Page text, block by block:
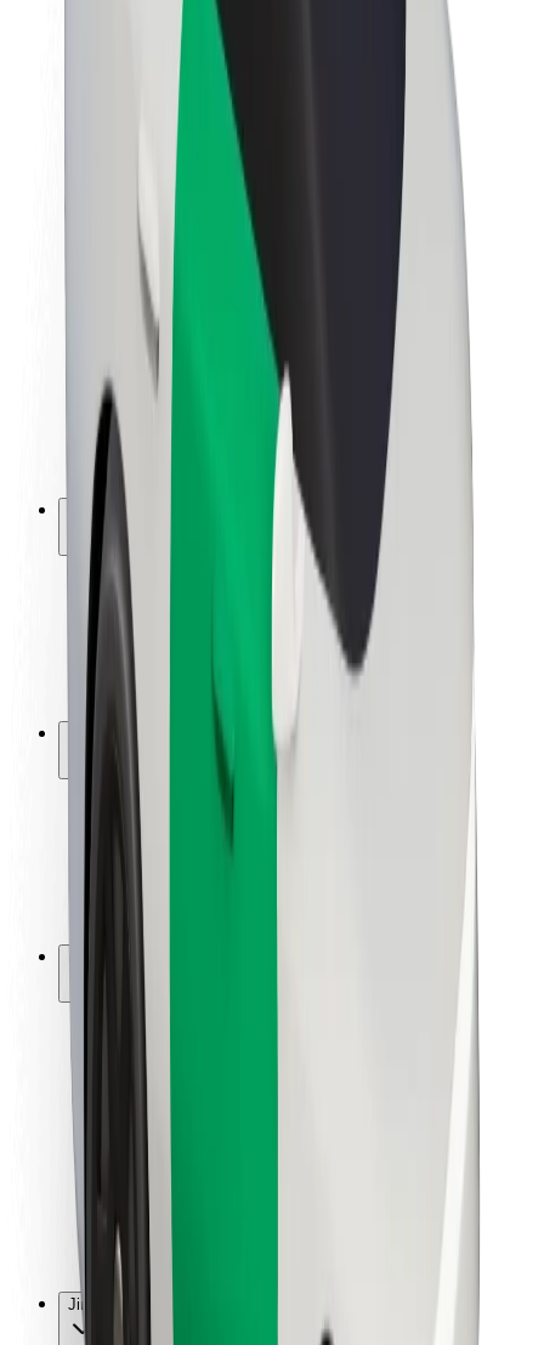
O společnosti Bolt
Udržitelnost podle Boltu
Projekt Zero
Tiskové centrum
Pokyny ke značce
Naše poslání
Vztahy s investory
Vedení
Značka
Média
Městský fond
Bezpečnost
Bezpečnost cestujících
Bezpečnost řidičů
Bezpečnost na koloběžce
Laboratoř bezpečnosti
Lokality
Řešení pro města
Letiště
Pro cestující
Pro řidiče
Bolt Food
Pro flotilové partnery
Pro restaurace
Bolt for Business
Jiné